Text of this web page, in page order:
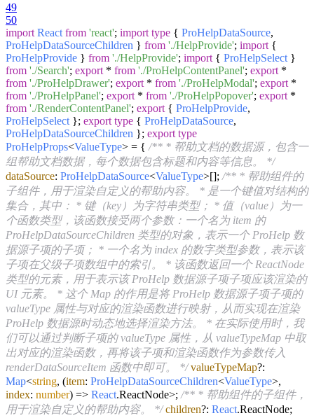
49
50
import React from 'react'; import type { ProHelpDataSource,
ProHelpDataSourceChildren } from './HelpProvide'; import {
ProHelpProvide } from './HelpProvide'; import { ProHelpSelect }
from './Search'; export * from './ProHelpContentPanel'; export *
from './ProHelpDrawer'; export * from './ProHelpModal'; export *
from './ProHelpPanel'; export * from './ProHelpPopover'; export *
from './RenderContentPanel'; export { ProHelpProvide,
ProHelpSelect }; export type { ProHelpDataSource,
ProHelpDataSourceChildren }; export type
ProHelpProps<ValueType> = { /** * 帮助文档的数据源，包含一
组帮助文档数据，每个数据包含标题和内容等信息。 */
dataSource: ProHelpDataSource<ValueType>[]; /** * 帮助组件的
子组件，用于渲染自定义的帮助内容。 * 是一个键值对结构的
集合，其中： * 键（key）为字符串类型； * 值（value）为一
个函数类型，该函数接受两个参数：一个名为 item 的
ProHelpDataSourceChildren 类型的对象，表示一个 ProHelp 数
据源子项的子项； * 一个名为 index 的数字类型参数，表示该
子项在父级子项数组中的索引。 * 该函数返回一个 ReactNode
类型的元素，用于表示该 ProHelp 数据源子项子项应该渲染的
UI 元素。 * 这个 Map 的作用是将 ProHelp 数据源子项子项的
valueType 属性与对应的渲染函数进行映射，从而实现在渲染
ProHelp 数据源时动态地选择渲染方法。 * 在实际使用时，我
们可以通过判断子项的 valueType 属性，从 valueTypeMap 中取
出对应的渲染函数，再将该子项和渲染函数作为参数传入
renderDataSourceItem 函数中即可。 */ valueTypeMap?:
Map<string, (item: ProHelpDataSourceChildren<ValueType>,
index: number) => React.ReactNode>; /** * 帮助组件的子组件，
用于渲染自定义的帮助内容。 */ children?: React.ReactNode;